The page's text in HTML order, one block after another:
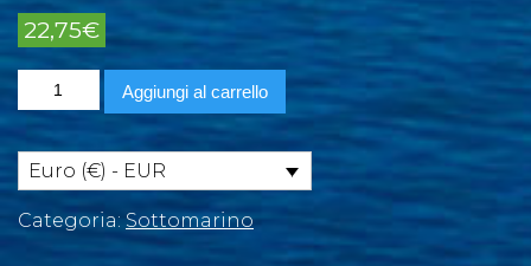
22,75€
Marine
Pictolife
Tropicale
quantità
Aggiungi al carrello
Euro (€) - EUR
Categoria: Sottomarino